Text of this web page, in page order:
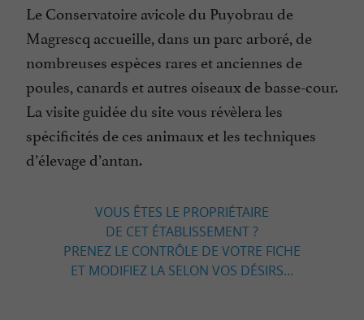
Le Conservatoire avicole du Puyobrau de
Magrescq accueille, dans un parc arboré, de
nombreuses espèces rares et anciennes de
poules, canards et autres oiseaux de basse-cour.
La visite guidée du site vous révèlera les
spécificités de ces animaux et les techniques
d’élevage d’antan.
VOUS ÊTES LE PROPRIÉTAIRE
DE CET ÉTABLISSEMENT ?
PRENEZ LE CONTRÔLE DE VOTRE FICHE
ET MODIFIEZ LA SELON VOS DÉSIRS...